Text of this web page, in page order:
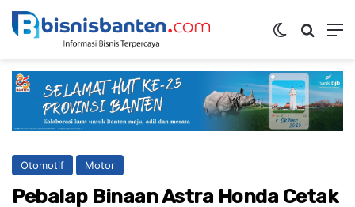
Switch skin
Otomotif Motor
Pebalap Binaan Astra Honda Cetak